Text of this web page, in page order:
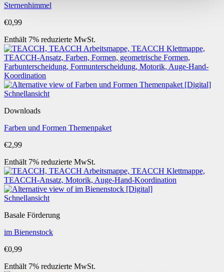
Sternenhimmel
€0,99
Enthält 7% reduzierte MwSt.
Schnellansicht
Downloads
Farben und Formen Themenpaket
€2,99
Enthält 7% reduzierte MwSt.
Schnellansicht
Basale Förderung
im Bienenstock
€0,99
Enthält 7% reduzierte MwSt.